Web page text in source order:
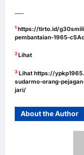
1 https://tirto.id/
pembantaian-1965-
2 Lihat
3 Lihat https://
sudarmo-orang-
jari/
About the Author